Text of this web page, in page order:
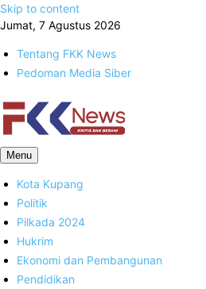
Skip to content
Jumat, 7 Agustus 2026
Tentang FKK News
Pedoman Media Siber
FKK News
Menu
Kota Kupang
Politik
Pilkada 2024
Hukrim
Ekonomi dan Pembangunan
Pendidikan